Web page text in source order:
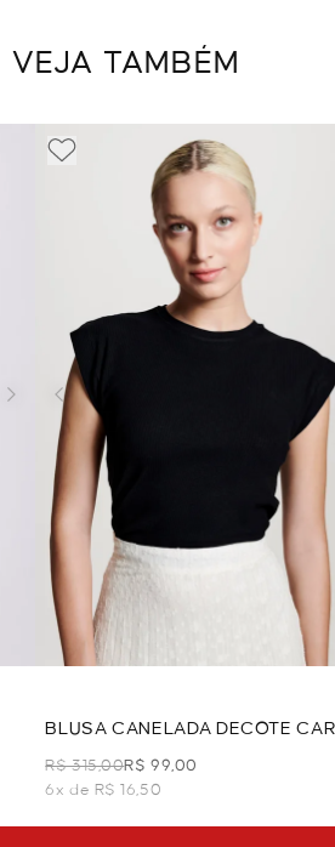
VEJA TAMBÉM
BLUSA CANELADA DECOTE
- PRETO
R$ 315,00R$ 99,00
6x de R$ 16,50